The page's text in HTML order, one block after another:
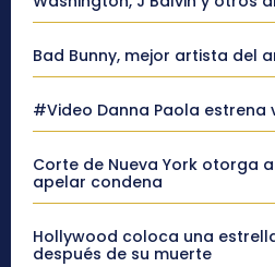
Bad Bunny, mejor artista del
#Video Danna Paola estrena
Corte de Nueva York otorga
apelar condena
Hollywood coloca una
después de su muerte